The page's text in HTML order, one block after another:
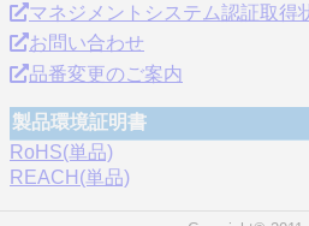
マネジメントシステム認証取得
お問い合わせ
品番変更のご案内
製品環境証明書
RoHS(単品)
REACH(単品)